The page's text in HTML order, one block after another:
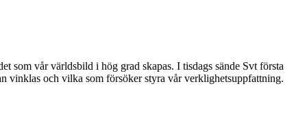
som vår världsbild i hög grad skapas. I tisdags sände Svt första
vinklas och vilka som försöker styra vår verklighetsuppfattning.